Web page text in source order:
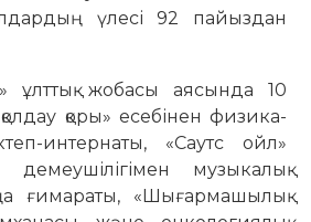
үлесі 92 пайыздан
ұлттық жобасы аясында 10
қоры» есебінен физика-
интернаты, «Саутс ойл»
музыкалық
ғимараты, «Шығармашылық